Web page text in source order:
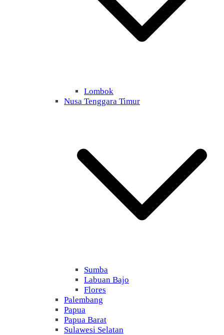
Lombok
Nusa Tenggara Timur
Sumba
Labuan Bajo
Flores
Palembang
Papua
Papua Barat
Sulawesi Selatan